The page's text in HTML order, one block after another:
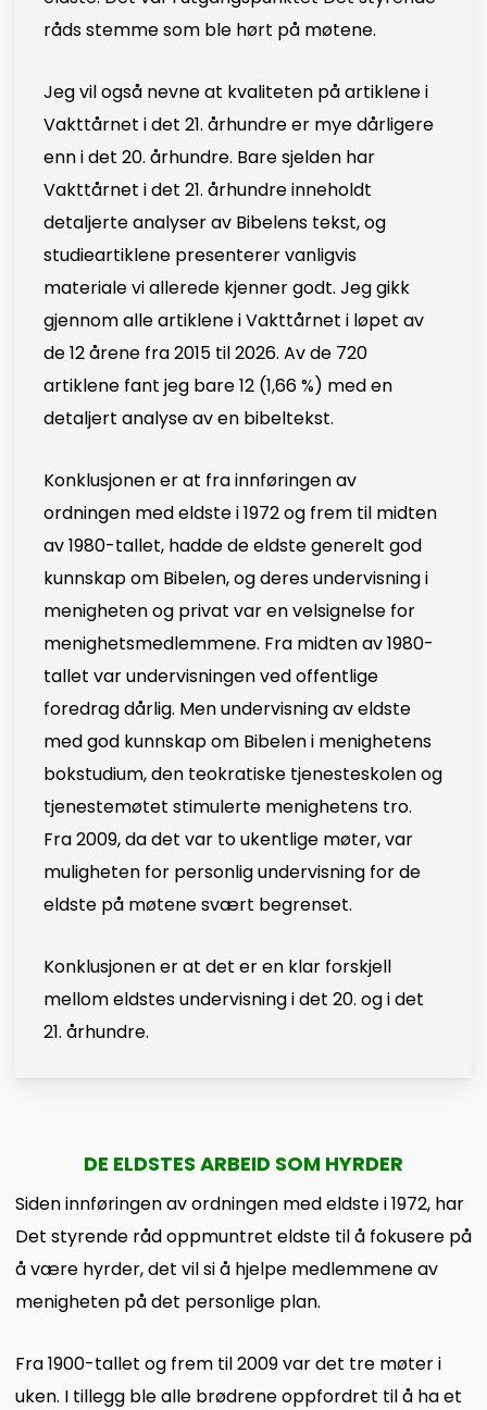
råds stemme som ble hørt på møtene.
Jeg vil også nevne at kvaliteten på artiklene i
Vakttårnet i det 21. århundre er mye dårligere
enn i det 20. århundre. Bare sjelden har
Vakttårnet i det 21. århundre inneholdt
detaljerte analyser av Bibelens tekst, og
studieartiklene presenterer vanligvis
materiale vi allerede kjenner godt. Jeg gikk
gjennom alle artiklene i Vakttårnet i løpet av
de 12 årene fra 2015 til 2026. Av de 720
artiklene fant jeg bare 12 (1,66 %) med en
detaljert analyse av en bibeltekst.
Konklusjonen er at fra innføringen av
ordningen med eldste i 1972 og frem til midten
av 1980-tallet, hadde de eldste generelt god
kunnskap om Bibelen, og deres undervisning i
menigheten og privat var en velsignelse for
menighetsmedlemmene. Fra midten av 1980-
tallet var undervisningen ved offentlige
foredrag dårlig. Men undervisning av eldste
med god kunnskap om Bibelen i menighetens
bokstudium, den teokratiske tjenesteskolen og
tjenestemøtet stimulerte menighetens tro.
Fra 2009, da det var to ukentlige møter, var
muligheten for personlig undervisning for de
eldste på møtene svært begrenset.
Konklusjonen er at det er en klar forskjell
mellom eldstes undervisning i det 20. og i det
21. århundre.
DE ELDSTES ARBEID SOM HYRDER
Siden innføringen av ordningen med eldste i 1972, har
Det styrende råd oppmuntret eldste til å fokusere på
å være hyrder, det vil si å hjelpe medlemmene av
menigheten på det personlige plan.
Fra 1900-tallet og frem til 2009 var det tre møter i
uken. I tillegg ble alle brødrene oppfordret til å ha et